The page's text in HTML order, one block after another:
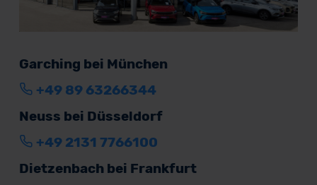
Garching bei München
+49 89 63266344
Neuss bei Düsseldorf
+49 2131 7766100
Dietzenbach bei Frankfurt